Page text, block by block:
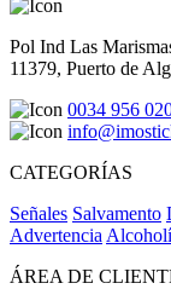
Pol Ind Las
11379, Puerto de
0034 956
CATEGORÍAS
Señales Salvamento
Advertencia
ÁREA DE